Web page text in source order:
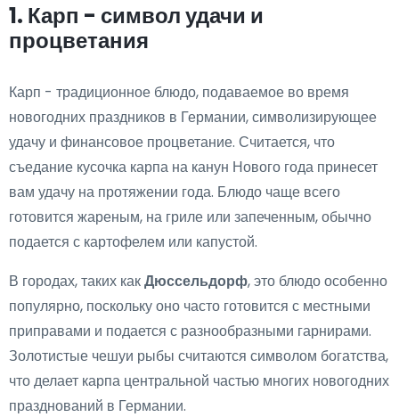
1. Карп - символ удачи и
процветания
Карп - традиционное блюдо, подаваемое во время
новогодних праздников в Германии, символизирующее
удачу и финансовое процветание. Считается, что
съедание кусочка карпа на канун Нового года принесет
вам удачу на протяжении года. Блюдо чаще всего
готовится жареным, на гриле или запеченным, обычно
подается с картофелем или капустой.
В городах, таких какДюссельдорф, это блюдо особенно
популярно, поскольку оно часто готовится с местными
приправами и подается с разнообразными гарнирами.
Золотистые чешуи рыбы считаются символом богатства,
что делает карпа центральной частью многих новогодних
празднований в Германии.